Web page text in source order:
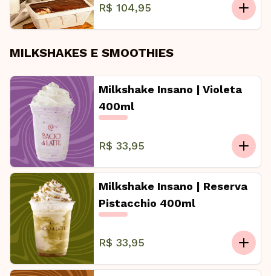
R$ 104,95
MILKSHAKES E SMOOTHIES
Milkshake Insano | Violeta
400ml
R$ 33,95
Milkshake Insano | Reserva
Pistacchio 400ml
R$ 33,95